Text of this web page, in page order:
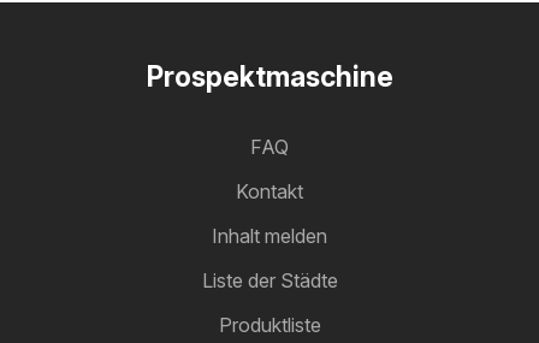
Prospektmaschine
FAQ
Kontakt
Inhalt melden
Liste der Städte
Produktliste